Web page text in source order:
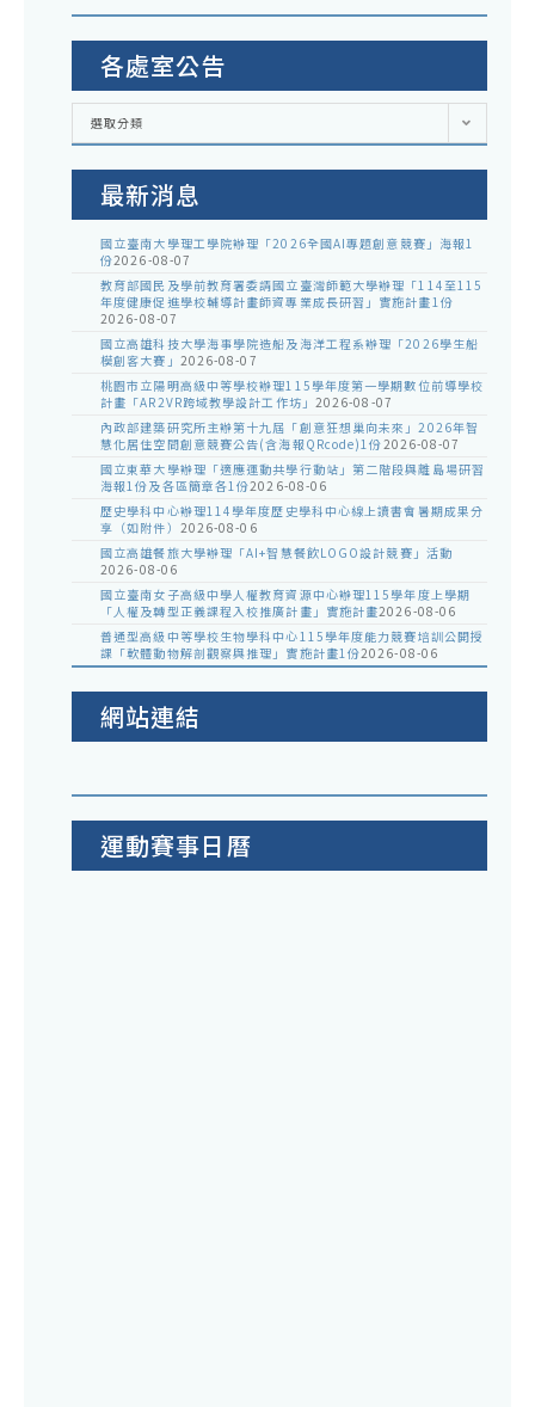
各處室公告
各
室
選取分類
最新消息
國立臺南大學理工學院辦理「2026全國AI專題創意競賽」海報1
份2026-08-07
教育部國民及學前教育署委請國立臺灣師範大學辦理「114至115
年度健康促進學校輔導計畫師資專業成長研習」實施計畫1份
2026-08-07
國立高雄科技大學海事學院造船及海洋工程系辦理「2026學生船
模創客大賽」 2026-08-07
桃園市立陽明高級中等學校辦理115學年度第一學期數位前導學校
計畫「AR2VR跨域教學設計工作坊」 2026-08-07
內政部建築研究所主辦第十九屆「創意狂想巢向未來」2026年智
慧化居住空間創意競賽公告(含海報QRcode)1份2026-08-07
國立東華大學辦理「適應運動共學行動站」第二階段與離島場研習
海報1份及各區簡章各1份2026-08-06
歷史學科中心辦理114學年度歷史學科中心線上讀書會暑期成果分
享（如附件） 2026-08-06
國立高雄餐旅大學辦理「AI+智慧餐飲LOGO設計競賽」活動
2026-08-06
國立臺南女子高級中學人權教育資源中心辦理115學年度上學期
「人權及轉型正義課程入校推廣計畫」實施計畫2026-08-06
普通型高級中等學校生物學科中心115學年度能力競賽培訓公開授
課「軟體動物解剖觀察與推理」實施計畫1份2026-08-06
網站連結
運動賽事日曆